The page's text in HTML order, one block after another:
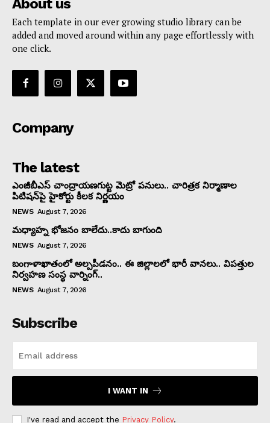
About us
Each template in our ever growing studio library can be
added and moved around within any page effortlessly with
one click.
Company
The latest
ఎంజీబీఎస్ చాంద్రాయణగుట్ట మెట్రో పనులు.. చారిత్రక నిర్మాణాల
పిటిషన్‌పై హైకోర్టు కీలక నిర్ణయం
NEWS August 7, 2026
మధ్యాహ్న భోజనం బాలేదు..కాదు బాగుంది
NEWS August 7, 2026
బంగాళాఖాతంలో అల్పపీడనం.. ఈ జిల్లాలలో భారీ వానలు.. విపత్తుల
నిర్వహణ సంస్థ వార్నింగ్..
NEWS August 7, 2026
Subscribe
I WANT IN
I've read and accept the Privacy Policy.